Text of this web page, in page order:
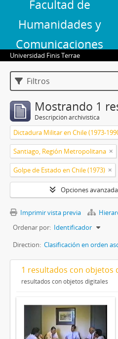
Facultad de
Humanidades y
Comunicaciones
Universidad Finis Terrae
Filtros
Mostrando 1
Descripción archivística
Dictadura Militar en Chile (1973-
Santiago, Región Metropolitana
Golpe de Estado en Chile (1973)
Opciones
Imprimir vista previa
Ordenar por: Identificador
Direction: Clasificación en orden
1 resultados con objetos
resultados con objetos digitales